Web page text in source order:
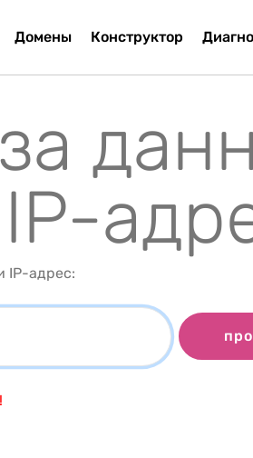
Домены Конструктор
IP-адрес: